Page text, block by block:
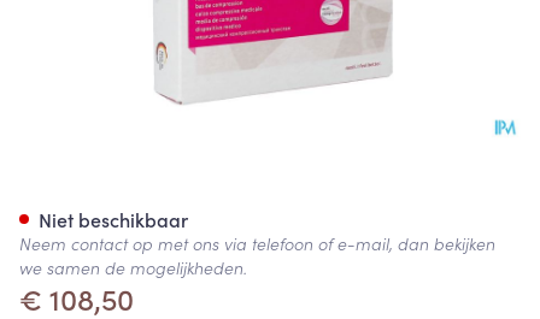
€ 108,50
Niet beschikbaar
Neem contact op met ons via telefoon of e-mail, dan bekijken
we samen de mogelijkheden.